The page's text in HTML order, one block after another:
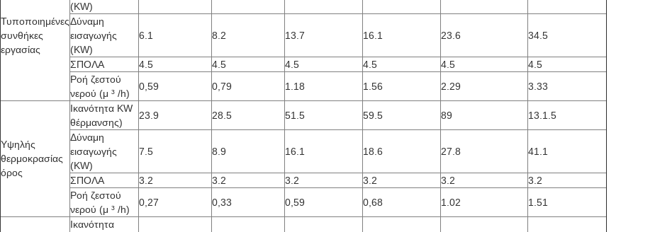
Τυποποιημένες
συνθήκες
εργασίας
(KW)
Δύναμη
εισαγωγής
(KW)
6.1 8.2 13.7 16.1 23.6 34.5
ΣΠΟΛΑ 4.5 4.5 4.5 4.5 4.5
4.5
Ροή ζεστού
νερού (μ ³ /h)
0,59 0,79 1.18 1.56 2.29 3.33
Υψηλής
θερμοκρασίας
όρος
Ικανότητα KW
θέρμανσης)
23.9 28.5 51.5 59.5 89
13.1.5
Δύναμη
εισαγωγής
(KW)
7.5 8.9 16.1 18.6 27.8 41.1
ΣΠΟΛΑ 3.2 3.2 3.2 3.2 3.2
3.2
Ροή ζεστού
νερού (μ ³ /h)
0,27 0,33 0,59 0,68 1.02 1.51
Ικανότητα